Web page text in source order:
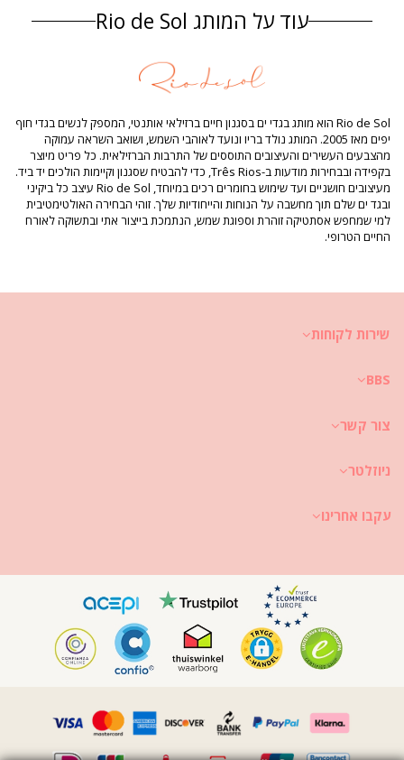
הרכב
בטנה: 86% Polyamide, 14% Elastane (LYCRA XTRA LIFE) Oeko-Tex
מידע מוצר
מדור: נשים, מידת טופ בגד ים
החבילה כוללת: 1 x מידת טופ בגד ים (אביזרים אחרים שאינם כלולים)
HS CODE: 6112.41.0010
SKU: 1981112754
EAN: XS (7899810167460), S (7899810167477), M (7899810167484), L
תמונות משודרגות
הוראות טיפול עבור: ‏ Rio de Sol Top Roar-Pink Tri-Inv
איך להעניק לו טיפול מטיב. איכות טובה של האריג הינה חיונית במידה שאת רוצה
להקפיד ולהשתמש במגבת. המגע הישיר עם משטחים קשים כגון בטון, אבנים (למשל
קצוות של בריכות שחיה) או משטחי עץ (שבבי עץ) עשוי לגרום נזק לאריג הרך של
איך לכבס את בגד הים? לאחר כל שימוש בו, יש לשטוף את בגד הים באמצעות מים
עדינים, ועדיף סבון פשוט, אבל הכי טוב רצוי להשתמש בחומרים המיוחדים
המיועדים לשטיפת בגדי ים.
יש לזכור תמיד להוציא את בגד הים הרטוב שלך מתיק הרחצה או מהפאוץ' שלך. אין
להשאיר את בגד הים למשך זמן ממושך לח ומקופל. מדוע? ההדפסים והדוגמאות
עלולים לאבד את צבעיהם. ובמידה שבגד העם שלך מעוטר באבני חן, או בפנינים או
בגדילים, יש להימנע מלשפשף אותם, לפתל או למתוח אותם בעת הכביסה.
יבש, יש להימנע מלגרד אותו. את עלולה להרוס את הצבע. עדיף להתיעץ עם
מומחה ניקוי הבגדים הקרוב אליך.
עוד על המותג Rio de Sol
Rio de Sol הוא מותג בגדי ים בסגנון חיים ברזילאי אותנטי, המספק לנשים בגדי חוף
יפים מאז 2005. המותג נולד בריו ונועד לאוהבי השמש, ושואב השראה עמוקה
מהצבעים העשירים והעיצובים התוססים של התרבות הברזילאית. כל פריט מיוצר
בקפידה ובבחירות מודעות ב-Três Rios, כדי להבטיח שסגנון וקיימות הולכים יד ביד.
מעיצובים חושניים ועד שימוש בחומרים רכים במיוחד, Rio de Sol עיצב כל ביקיני
ובגד ים שלם תוך מחשבה על הנוחות והייחודיות שלך. זוהי הבחירה האולטימטיבית
למי שמחפש אסתטיקה זוהרת וספוגת שמש, הנתמכת בייצור אתי ובתשוקה לאורח
החיים הטרופי.
שירות לקוחות
BBS
צור קשר
ניוזלטר
עקבו אחרינו